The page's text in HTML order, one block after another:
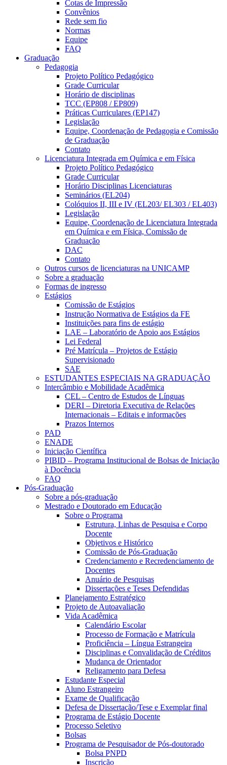
Cotas de Impressão
Convênios
Rede sem fio
Normas
Equipe
FAQ
Graduação
Pedagogia
Projeto Político Pedagógico
Grade Curricular
Horário de disciplinas
TCC (EP808 / EP809)
Práticas Curriculares (EP147)
Legislação
Equipe, Coordenação de Pedagogia e Comissão
de Graduação
Contato
Licenciatura Integrada em Química e em Física
Projeto Político Pedagógico
Grade Curricular
Horário Disciplinas Licenciaturas
Seminários (EL204)
Colóquios II, III e IV (EL203/ EL303 / EL403)
Legislação
Equipe, Coordenação de Licenciatura Integrada
em Química e em Física, Comissão de
Graduação
DAC
Contato
Outros cursos de licenciaturas na UNICAMP
Sobre a graduação
Formas de ingresso
Estágios
Comissão de Estágios
Instrução Normativa de Estágios da FE
Instituições para fins de estágio
LAE – Laboratório de Apoio aos Estágios
Lei Federal
Pré Matrícula – Projetos de Estágio
Supervisionado
SAE
ESTUDANTES ESPECIAIS NA GRADUAÇÃO
Intercâmbio e Mobilidade Acadêmica
CEL – Centro de Estudos de Línguas
DERI – Diretoria Executiva de Relações
Internacionais – Editais e informações
Prazos Internos
PAD
ENADE
Iniciação Científica
PIBID – Programa Institucional de Bolsas de Iniciação
à Docência
FAQ
Pós-Graduação
Sobre a pós-graduação
Mestrado e Doutorado em Educação
Sobre o Programa
Estrutura, Linhas de Pesquisa e Corpo
Docente
Objetivos e Histórico
Comissão de Pós-Graduação
Credenciamento e Recredenciamento de
Docentes
Anuário de Pesquisas
Dissertações e Teses Defendidas
Planejamento Estratégico
Projeto de Autoavaliação
Vida Acadêmica
Calendário Escolar
Processo de Formação e Matrícula
Proficiência – Língua Estrangeira
Disciplinas e Convalidação de Créditos
Mudança de Orientador
Religamento para Defesa
Estudante Especial
Aluno Estrangeiro
Exame de Qualificação
Defesa de Dissertação/Tese e Exemplar final
Programa de Estágio Docente
Processo Seletivo
Bolsas
Programa de Pesquisador de Pós-doutorado
Bolsa PNPD
Inscrição